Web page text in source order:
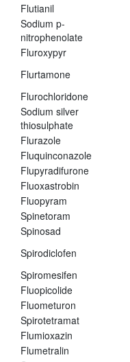
Flutianil
Sodium p-
nitrophenolate
Fluroxypyr
Flurtamone
Flurochloridone
Sodium silver
thiosulphate
Flurazole
Fluquinconazole
Flupyradifurone
Fluoxastrobin
Fluopyram
Spinetoram
Spinosad
Spirodiclofen
Spiromesifen
Fluopicolide
Fluometuron
Spirotetramat
Flumioxazin
Flumetralin